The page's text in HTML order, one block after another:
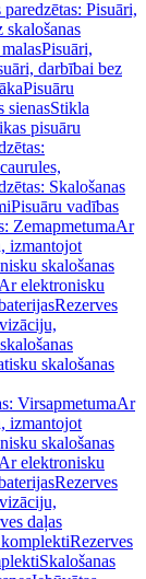
Pisuāri,
skalošanas
Pisuāri,
darbībai bez
Pisuāru
sienasStikla
pisuāru
Skalošanas
Pisuāru vadības
ZemapmetumaAr
izmantojot
skalošanas
Ar elektronisku
Rezerves
skalošanas
VirsapmetumaAr
izmantojot
skalošanas
Ar elektronisku
Rezerves
daļas
Rezerves
Skalošanas